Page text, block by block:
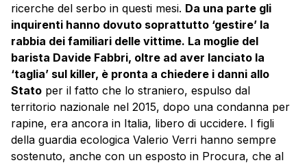
ricerche del serbo in questi mesi. Da una parte gli
inquirenti hanno dovuto soprattutto ‘gestire’ la
rabbia dei familiari delle vittime. La moglie del
barista Davide Fabbri, oltre ad aver lanciato la
‘taglia’ sul killer, è pronta a chiedere i danni allo
Stato per il fatto che lo straniero, espulso dal
territorio nazionale nel 2015, dopo una condanna per
rapine, era ancora in Italia, libero di uccidere. I figli
della guardia ecologica Valerio Verri hanno sempre
sostenuto, anche con un esposto in Procura, che al